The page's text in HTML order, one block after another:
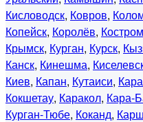
Кисловодск, Ковров,
Копейск, Королёв,
Крымск, Курган, Курск,
Канск, Кинешма,
Киев, Капан, Кутаиси,
Кокшетау, Каракол, Кара-
Курган-Тюбе, Коканд,